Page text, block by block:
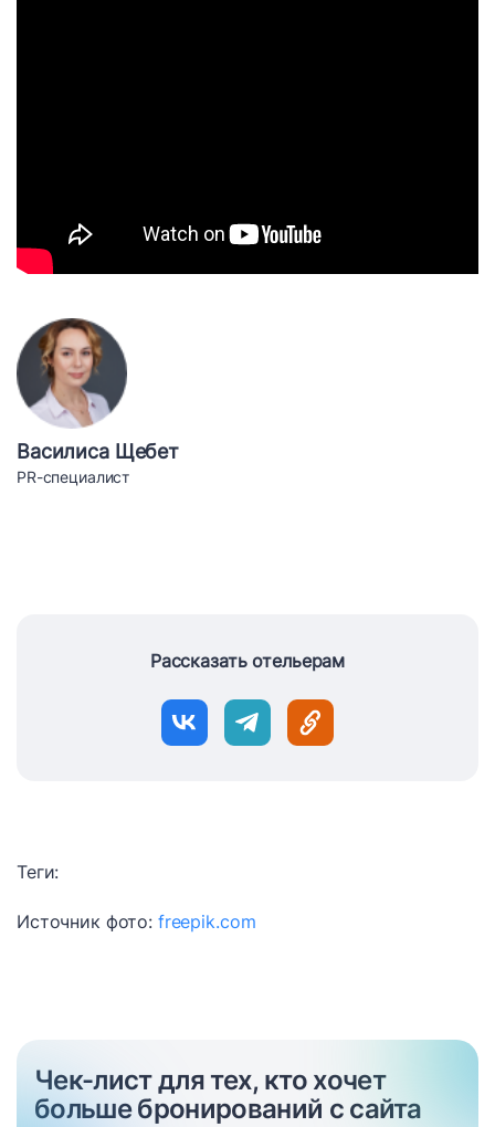
Василиса Щебет
PR-специалист
Рассказать отельерам
Теги:
Источник фото: freepik.com
Чек-лист для тех, кто хочет
больше бронирований с сайта